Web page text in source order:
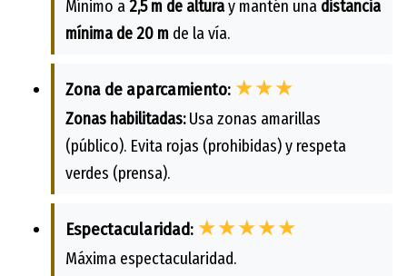
Mínimo a2,5 m de alturay mantén una distancia
mínima de 20 m de la vía.
Zona de aparcamiento: ★★★
Zonas habilitadas:Usa zonas amarillas
(público). Evita rojas (prohibidas) y respeta
verdes (prensa).
Espectacularidad: ★★★★★
Máxima espectacularidad.